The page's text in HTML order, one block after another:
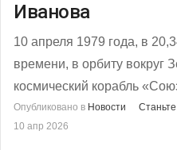
Иванова
10 апреля 1979 года, в
времени, в орбиту вокруг
космический корабль
Опубликовано в Новости
10 апр 2026